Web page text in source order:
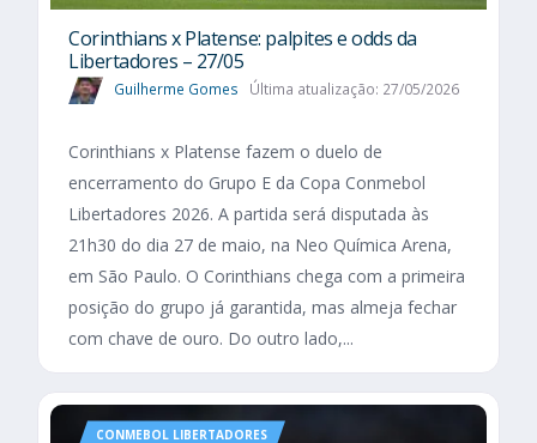
Corinthians x Platense: palpites e odds da
Libertadores – 27/05
Guilherme Gomes Última atualização: 27/05/2026
Corinthians x Platense fazem o duelo de
encerramento do Grupo E da Copa Conmebol
Libertadores 2026. A partida será disputada às
21h30 do dia 27 de maio, na Neo Química Arena,
em São Paulo. O Corinthians chega com a primeira
posição do grupo já garantida, mas almeja fechar
com chave de ouro. Do outro lado,...
CONMEBOL LIBERTADORES